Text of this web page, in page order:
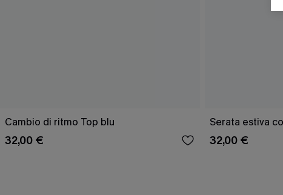
Cambio di ritmo Top blu
32,00 €
Serata estiva
32,00 €